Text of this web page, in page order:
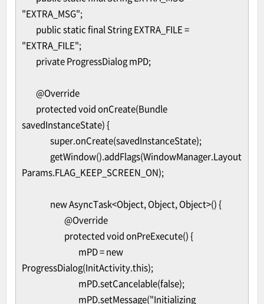
"EXTRA_MSG";
public static final String EXTRA_FILE =
"EXTRA_FILE";
private ProgressDialog mPD;
@Override
protected void onCreate(Bundle
savedInstanceState) {
super.onCreate(savedInstanceState);
getWindow().addFlags(WindowManager.Layout
Params.FLAG_KEEP_SCREEN_ON);
new AsyncTask<Object, Object, Object>() {
@Override
protected void onPreExecute() {
mPD = new
ProgressDialog(InitActivity.this);
mPD.setCancelable(false);
mPD.setMessage("Initializing